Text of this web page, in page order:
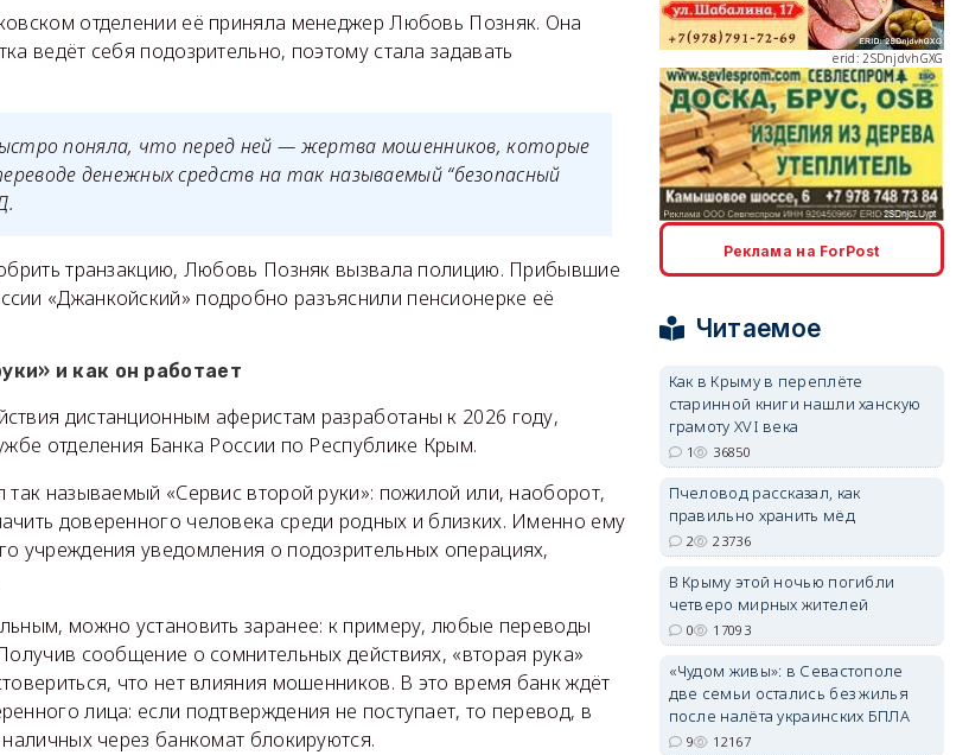
отделении её приняла менеджер Любовь Позняк. Она
ведёт себя подозрительно, поэтому стала задавать
поняла, что перед ней — жертва мошенников, которые
денежных средств на так называемый “безопасный
транзакцию, Любовь Позняк вызвала полицию. Прибывшие
«Джанкойский» подробно разъяснили пенсионерке её
и как он работает
дистанционным аферистам разработаны к 2026 году,
отделения Банка России по Республике Крым.
называемый «Сервис второй руки»: пожилой или, наоборот,
доверенного человека среди родных и близких. Именно ему
учреждения уведомления о подозрительных операциях,
можно установить заранее: к примеру, любые переводы
сообщение о сомнительных действиях, «вторая рука»
что нет влияния мошенников. В это время банк ждёт
лица: если подтверждения не поступает, то перевод, в
через банкомат блокируются.
erid: 2SDnjdvhGXG
erid: 2SDnjcLUypt
Реклама на ForPost
Читаемое
Как в Крыму в переплёте
старинной книги нашли ханскую
грамоту XVI века
1 36850
Пчеловод рассказал, как
правильно хранить мёд
2 23736
В Крыму этой ночью погибли
четверо мирных жителей
0 17093
«Чудом живы»: в Севастополе
две семьи остались без жилья
после налёта украинских БПЛА
9 12167